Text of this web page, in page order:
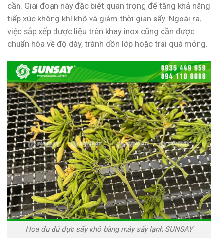
cần. Giai đoạn này đặc biệt quan trọng để tăng khả năng
tiếp xúc không khí khô và giảm thời gian sấy. Ngoài ra,
việc sắp xếp dược liệu trên khay inox cũng cần được
chuẩn hóa về độ dày, tránh dồn lớp hoặc trải quá mỏng.
Hoa đu đủ đực sấy khô bằng máy sấy lạnh SUNSAY